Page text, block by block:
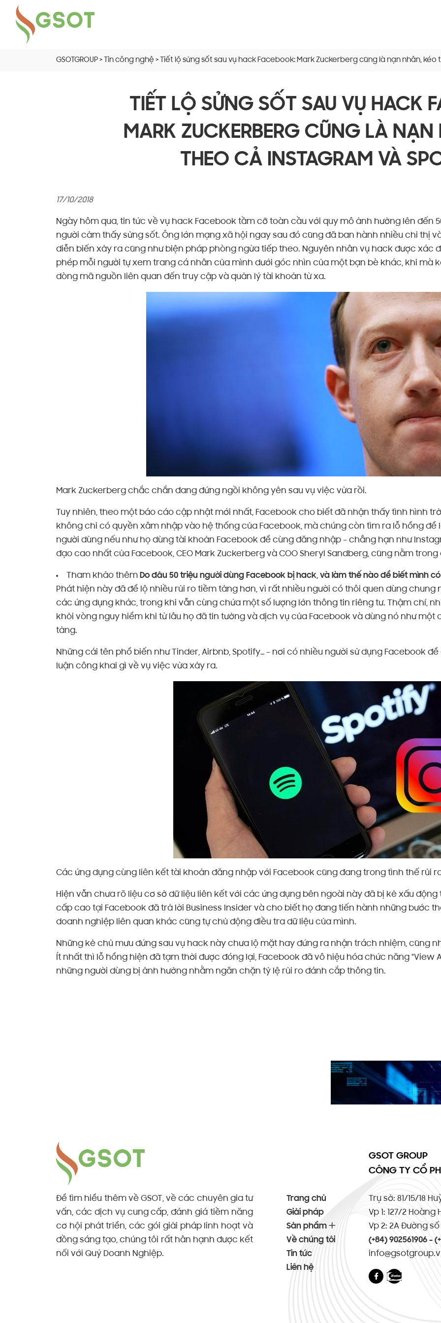
GSOTGROUP > Tin công nghệ > Tiết lộ sửng sốt sau vụ hack Facebook: Mark Zuckerberg cũng là nạn nhân,
TIẾT LỘ SỬNG SỐT SAU VỤ HACK
MARK ZUCKERBERG CŨNG LÀ NẠN
THEO CẢ INSTAGRAM VÀ
17/10/2018
Ngày hôm qua, tin tức về vụ hack Facebook tầm cỡ toàn cầu với quy mô ảnh hưởng lên đến
người cảm thấy sửng sốt. Ông lớn mạng xã hội ngay sau đó cũng đã ban hành nhiều chỉ thị
diễn biến xảy ra cũng như biện pháp phòng ngừa tiếp theo. Nguyên nhân vụ hack được xác
phép mỗi người tự xem trang cá nhân của mình dưới góc nhìn của một bạn bè khác, khi mà
dòng mã nguồn liên quan đến truy cập và quản lý tài khoản từ xa.
Mark Zuckerberg chắc chắn đang đứng ngồi không yên sau vụ việc vừa rồi.
Tuy nhiên, theo một báo cáo cập nhật mới nhất, Facebook cho biết đã nhận thấy tình hình
không chỉ có quyền xâm nhập vào hệ thống của Facebook, mà chúng còn tìm ra lỗ hổng
người dùng nếu như họ dùng tài khoản Facebook để cùng đăng nhập – chẳng hạn như
đạo cao nhất của Facebook, CEO Mark Zuckerberg và COO Sheryl Sandberg, cũng nằm
Tham khảo thêm Do đâu 50 triệu người dùng Facebook bị hack, và làm thế nào để biết mình
Phát hiện này đã để lộ nhiều rủi ro tiềm tảng hơn, vì rất nhiều người có thôi quen dùng
các ứng dụng khác, trong khi vẫn cùng chứa một số lượng lớn thông tin riêng tư. Thậm chí,
khỏi vòng nguy hiểm khi từ lâu họ đã tin tưởng và dịch vụ của Facebook và dùng nó như
tảng.
Những cái tên phổ biến như Tinder, Airbnb, Spotify… – nơi có nhiều người sử dụng Facebook
luận công khai gì về vụ việc vừa xảy ra.
Các ứng dụng cùng liên kết tài khoản đăng nhập với Facebook cũng đang trong tình thế rủi
Hiện vẫn chưa rõ liệu cơ sở dữ liệu liên kết với các ứng dụng bên ngoài này đã bị kẻ xấu
cấp cao tại Facebook đã trả lời Business Insider và cho biết họ đang tiến hành những bước
doanh nghiệp liên quan khác cũng tự chủ động điều tra dữ liệu của mình.
Những kẻ chủ mưu đứng sau vụ hack này chưa lộ mặt hay đứng ra nhận trách nhiệm, cũng
Ít nhất thì lỗ hổng hiện đã tạm thời được đóng lại, Facebook đã vô hiệu hóa chức năng "View
những người dùng bị ảnh hưởng nhằm ngăn chặn tỷ lệ rủi ro đánh cắp thông tin.
Để tìm hiểu thêm về GSOT, về các chuyên gia tư
vấn, các dịch vụ cung cấp, đánh giá tiềm năng
cơ hội phát triển, các gói giải pháp linh hoạt và
đồng sáng tạo, chúng tôi rất hân hạnh được kết
nối với Quý Doanh Nghiệp.
Trang chủ
Giải pháp
Sản phẩm
Về chúng tôi
Tin tức
Liên hệ
GSOT GROUP
CÔNG TY CỔ
Trụ sở: 81/15/18
Vp 1: 127/2 Hoàng
Vp 2: 2A Đường số
(+84) 902561906 -